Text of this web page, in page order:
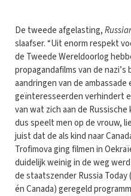
De tweede afgelasting,
slaafser. “Uit enorm respekt
de Tweede Wereldoorlog
propagandafilms van de
aandringen van de
geïnteresseerden verhindert
van wat zich aan de
dus speelt men op de vrouw,
juist dat de als kind naar
Trofimova ging filmen in
duidelijk weinig in de weg
de staatszender Russia
én Canada) geregeld